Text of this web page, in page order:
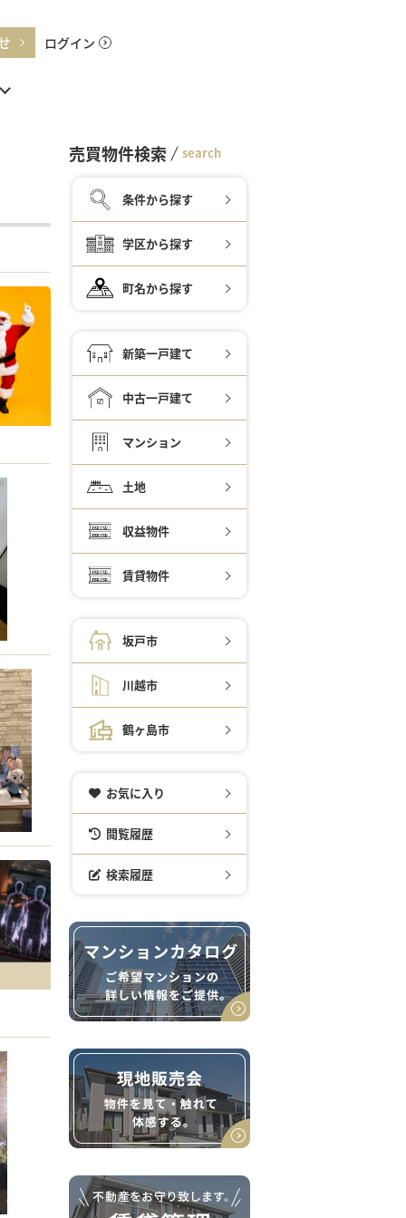
ログイン
売買物件検索 search
条件から探す
学区から探す
町名から探す
新築一戸建て
中古一戸建て
マンション
土地
収益物件
賃貸物件
坂戸市
川越市
鶴ヶ島市
お気に入り
閲覧履歴
検索履歴